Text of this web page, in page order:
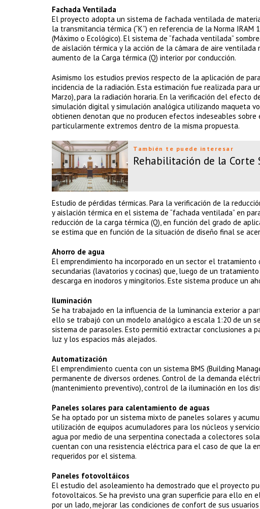
Fachada Ventilada
El proyecto adopta un sistema de fachada ventilada de
la transmitancia térmica (“K”) en referencia de la Norma IRAM
(Máximo o Ecológico). El sistema de “fachada ventilada”
de aislación térmica y la acción de la cámara de aire
aumento de la Carga térmica (Q) interior por conducción.
Asimismo los estudios previos respecto de la aplicación de
incidencia de la radiación. Esta estimación fue realizada para
Marzo), para la radiación horaria. En la verificación del efecto
simulación digital y simulación analógica utilizando maqueta
obtienen denotan que no producen efectos indeseables
particularmente extremos dentro de la misma propuesta.
También te puede interesar
Rehabilitación de la Corte
Estudio de pérdidas térmicas. Para la verificación de la
y aislación térmica en el sistema de “fachada ventilada” en
reducción de la carga térmica (Q), en función del grado de
se estima que en función de la situación de diseño final se
Ahorro de agua
El emprendimiento ha incorporado en un sector el
secundarias (lavatorios y cocinas) que, luego de un
descarga en inodoros y mingitorios. Este sistema produce un
Iluminación
Se ha trabajado en la influencia de la luminancia exterior a
ello se trabajó con un modelo analógico a escala 1:20 de un
sistema de parasoles. Esto permitió extractar conclusiones a
luz y los espacios más alejados.
Automatización
El emprendimiento cuenta con un sistema BMS (Building
permanente de diversos ordenes. Control de la demanda
(mantenimiento preventivo), control de la iluminación en los
Paneles solares para calentamiento de aguas
Se ha optado por un sistema mixto de paneles solares y
utilización de equipos acumuladores para los núcleos y
agua por medio de una serpentina conectada a colectores
cuentan con una resistencia eléctrica para el caso de que la
requeridos por el sistema.
Paneles fotovoltáicos
El estudio del asoleamiento ha demostrado que el proyecto
fotovoltaicos. Se ha previsto una gran superficie para ello en
por un lado, mejorar las condiciones de confort de sus